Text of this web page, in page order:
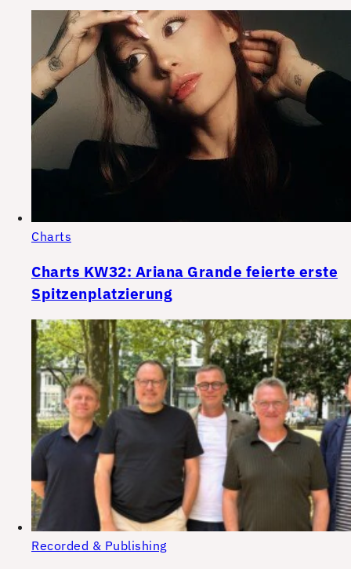
Charts
Charts KW32: Ariana Grande feierte erste
Spitzenplatzierung
Recorded & Publishing